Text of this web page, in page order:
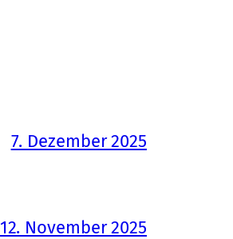
7. Dezember 2025
12. November 2025